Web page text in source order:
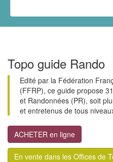
Topo guide Rando
Edité par la Fédération
(FFRP), ce guide propose
et Randonnées (PR), soit
et entretenus de tous
ACHETER en ligne
En vente dans les Offices de